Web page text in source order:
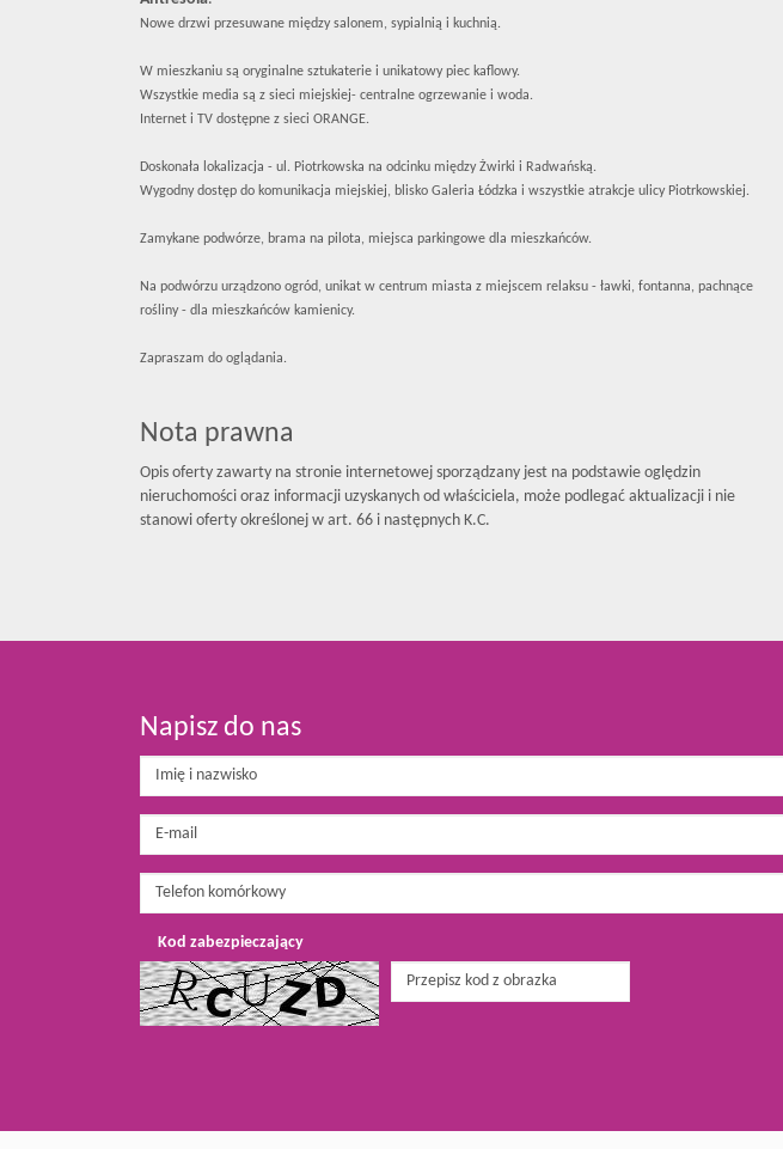
Nowe drzwi przesuwane między salonem, sypialnią i kuchnią.
W mieszkaniu są oryginalne sztukaterie i unikatowy piec kaflowy.
Wszystkie media są z sieci miejskiej- centralne ogrzewanie i woda.
Internet i TV dostępne z sieci ORANGE.
Doskonała lokalizacja - ul. Piotrkowska na odcinku między Żwirki i Radwańską.
Wygodny dostęp do komunikacja miejskiej, blisko Galeria Łódzka i wszystkie atrakcje ulicy Piotrkowskiej.
Zamykane podwórze, brama na pilota, miejsca parkingowe dla mieszkańców.
Na podwórzu urządzono ogród, unikat w centrum miasta z miejscem relaksu - ławki, fontanna, pachnące
rośliny - dla mieszkańców kamienicy.
Zapraszam do oglądania.
Nota prawna
Opis oferty zawarty na stronie internetowej sporządzany jest na podstawie oględzin
nieruchomości oraz informacji uzyskanych od właściciela, może podlegać aktualizacji i nie
stanowi oferty określonej w art. 66 i następnych K.C.
Napisz do nas
Kod zabezpieczający